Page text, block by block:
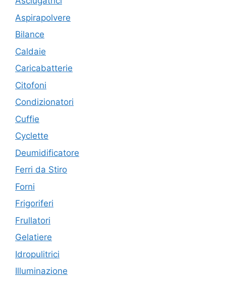
Aspirapolvere
Bilance
Caldaie
Caricabatterie
Citofoni
Condizionatori
Cuffie
Cyclette
Deumidificatore
Ferri da Stiro
Forni
Frigoriferi
Frullatori
Gelatiere
Idropulitrici
Illuminazione